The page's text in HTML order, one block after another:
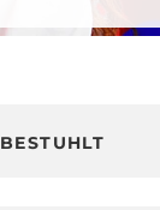
BESTUHLT